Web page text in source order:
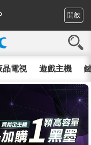
開啟
晶電視 遊戲主機